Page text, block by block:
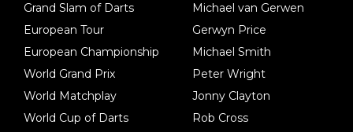
Grand Slam of Darts
European Tour
European Championship
World Grand Prix
World Matchplay
World Cup of Darts
Michael van Gerwen
Gerwyn Price
Michael Smith
Peter Wright
Jonny Clayton
Rob Cross